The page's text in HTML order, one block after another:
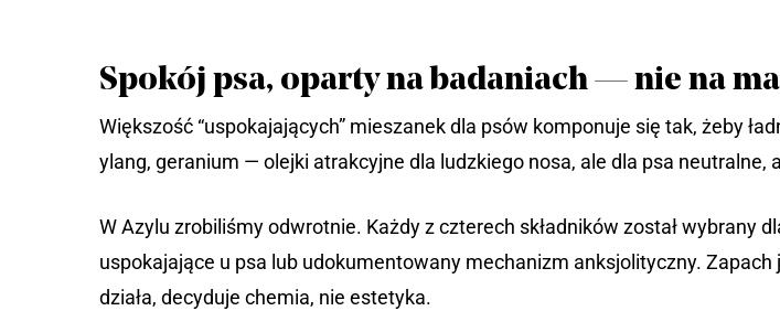
Spokój psa, oparty na badaniach — nie na
Większość “uspokajających” mieszanek dla psów komponuje się tak, żeby
ylang, geranium — olejki atrakcyjne dla ludzkiego nosa, ale dla psa neutralne,
W Azylu zrobiliśmy odwrotnie. Każdy z czterech składników został wybrany
uspokajające u psa lub udokumentowany mechanizm anksjolityczny.
działa, decyduje chemia, nie estetyka.